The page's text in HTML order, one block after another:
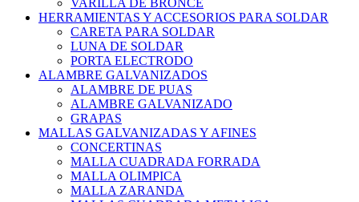
VARILLA DE BRONCE
HERRAMIENTAS Y ACCESORIOS PARA SOLDAR
CARETA PARA SOLDAR
LUNA DE SOLDAR
PORTA ELECTRODO
ALAMBRE GALVANIZADOS
ALAMBRE DE PUAS
ALAMBRE GALVANIZADO
GRAPAS
MALLAS GALVANIZADAS Y AFINES
CONCERTINAS
MALLA CUADRADA FORRADA
MALLA OLIMPICA
MALLA ZARANDA